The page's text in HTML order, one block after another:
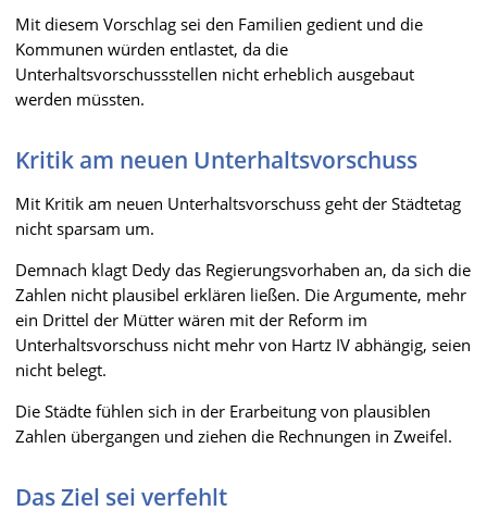
Mit diesem Vorschlag sei den Familien gedient und die
Kommunen würden entlastet, da die
Unterhaltsvorschussstellen nicht erheblich ausgebaut
werden müssten.
Kritik am neuen Unterhaltsvorschuss
Mit Kritik am neuen Unterhaltsvorschuss geht der Städtetag
nicht sparsam um.
Demnach klagt Dedy das Regierungsvorhaben an, da sich die
Zahlen nicht plausibel erklären ließen. Die Argumente, mehr
ein Drittel der Mütter wären mit der Reform im
Unterhaltsvorschuss nicht mehr von Hartz IV abhängig, seien
nicht belegt.
Die Städte fühlen sich in der Erarbeitung von plausiblen
Zahlen übergangen und ziehen die Rechnungen in Zweifel.
Das Ziel sei verfehlt